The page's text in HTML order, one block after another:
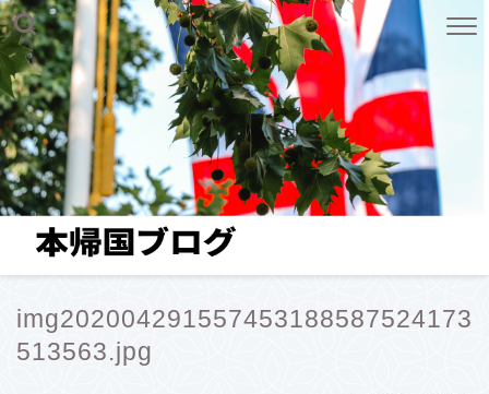
img202004291557453188587524173
513563.jpg